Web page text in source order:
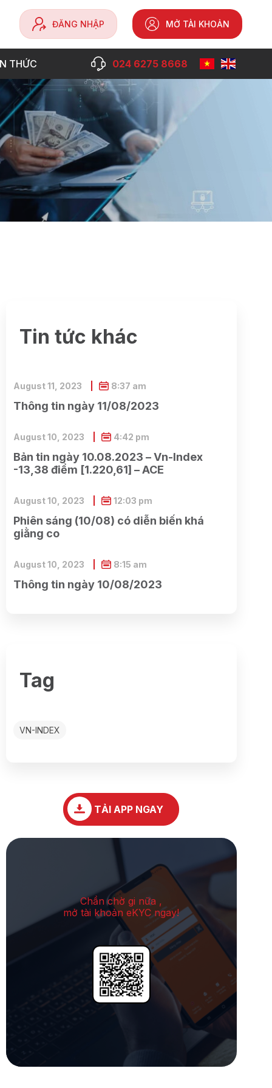
ĐĂNG NHẬP MỞ TÀI KHOẢN
THỨC 024 6275 8668
Tin tức khác
Thông tin ngày 11/08/2023
August 11, 2023 8:37 am
Bản tin ngày 10.08.2023 – Vn-Index
-13,38 điểm [1.220,61] – ACE
August 10, 2023 4:42 pm
Phiên sáng (10/08) có diễn biến khá
giằng co
August 10, 2023 12:03 pm
Thông tin ngày 10/08/2023
August 10, 2023 8:15 am
Tag
VN-INDEX
TẢI APP NGAY
Chần chờ gi nữa ,
mở tài khoản eKYC ngay!